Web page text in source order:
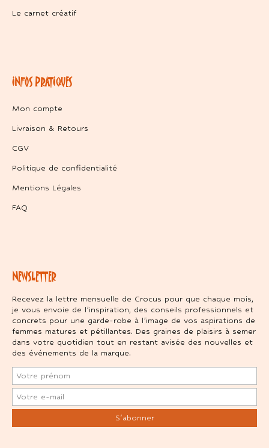
Le carnet créatif
INFOS PRATIQUES
Mon compte
Livraison & Retours
CGV
Politique de confidentialité
Mentions Légales
FAQ
NEWSLETTER
Recevez la lettre mensuelle de Crocus pour que chaque mois,
je vous envoie de l’inspiration, des conseils professionnels et
concrets pour une garde-robe à l’image de vos aspirations de
femmes matures et pétillantes. Des graines de plaisirs à semer
dans votre quotidien tout en restant avisée des nouvelles et
des événements de la marque.